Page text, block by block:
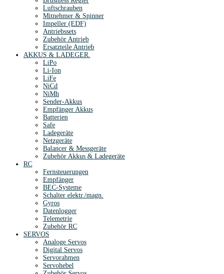
Luftschrauben
Mitnehmer & Spinner
Impeller (EDF)
Antriebssets
Zubehör Antrieb
Ersatzteile Antrieb
AKKUS & LADEGER.
LiPo
Li-Ion
LiFe
NiCd
NiMh
Sender-Akkus
Empfänger Akkus
Batterien
Safe
Ladegeräte
Netzgeräte
Balancer & Messgeräte
Zubehör Akkus & Ladegeräte
RC
Fernsteuerungen
Empfänger
BEC-Systeme
Schalter elektr./magn.
Gyros
Datenlogger
Telemetrie
Zubehör RC
SERVOS
Analoge Servos
Digital Servos
Servorahmen
Servohebel